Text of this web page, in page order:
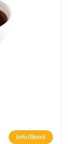
Info/Bestil